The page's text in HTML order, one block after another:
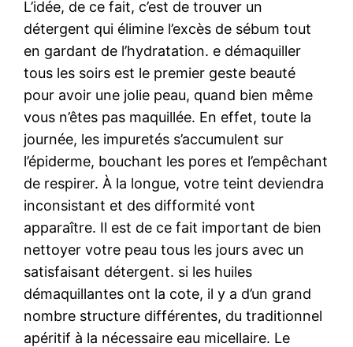
L’idée, de ce fait, c’est de trouver un
détergent qui élimine l’excès de sébum tout
en gardant de l’hydratation. e démaquiller
tous les soirs est le premier geste beauté
pour avoir une jolie peau, quand bien même
vous n’êtes pas maquillée. En effet, toute la
journée, les impuretés s’accumulent sur
l’épiderme, bouchant les pores et l’empêchant
de respirer. À la longue, votre teint deviendra
inconsistant et des difformité vont
apparaître. Il est de ce fait important de bien
nettoyer votre peau tous les jours avec un
satisfaisant détergent. si les huiles
démaquillantes ont la cote, il y a d’un grand
nombre structure différentes, du traditionnel
apéritif à la nécessaire eau micellaire. Le